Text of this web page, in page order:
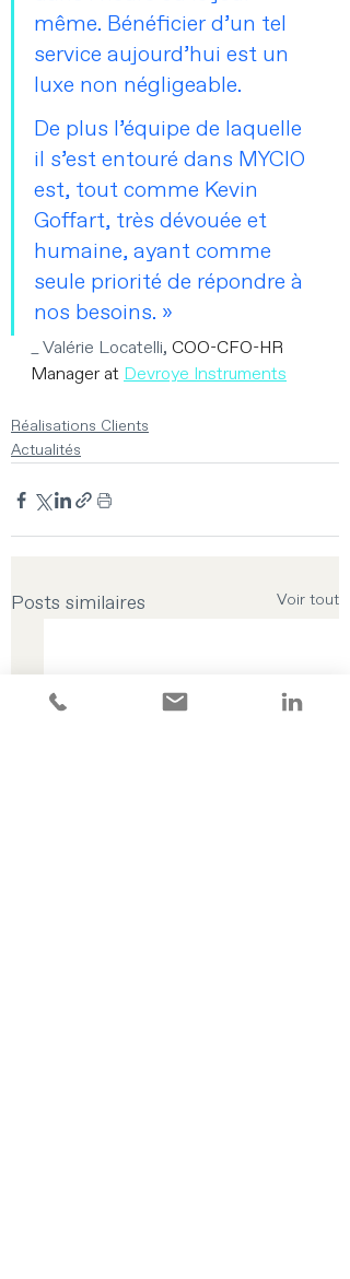
même. Bénéficier d’un tel
service aujourd’hui est un
luxe non négligeable.
De plus l’équipe de laquelle
il s’est entouré dans MYCIO
est, tout comme Kevin
Goffart, très dévouée et
humaine, ayant comme
seule priorité de répondre à
nos besoins. »
_ Valérie Locatelli, COO-CFO-HR
Manager at Devroye Instruments
Réalisations Clients
Actualités
Posts similaires Voir tout